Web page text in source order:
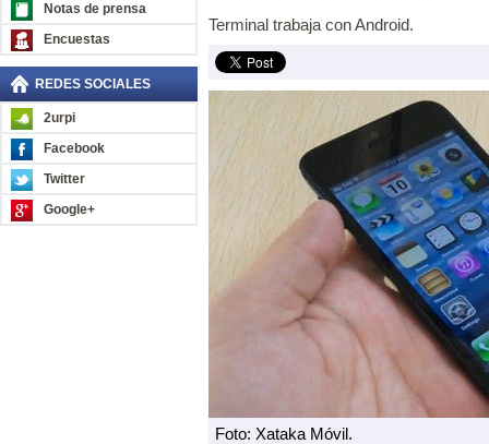
Notas de prensa
Encuestas
REDES SOCIALES
2urpi
Facebook
Twitter
Google+
Terminal trabaja con Android.
Foto: Xataka Móvil.